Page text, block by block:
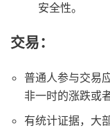
安全性。
交易：
普通人参与交易
非一时的涨跌或
有统计证据，大